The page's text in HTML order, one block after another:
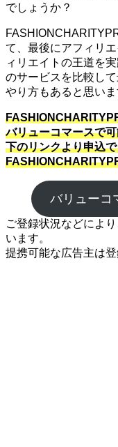
でしょうか？
て、最後にアフィリ
ィリエイトの王道を
のサービスを比較し
やり方もあると思いま
バリューコマースで
下のリンクより申込
バリューコ
ご登録状況などによ
います。
提携可能な広告主は